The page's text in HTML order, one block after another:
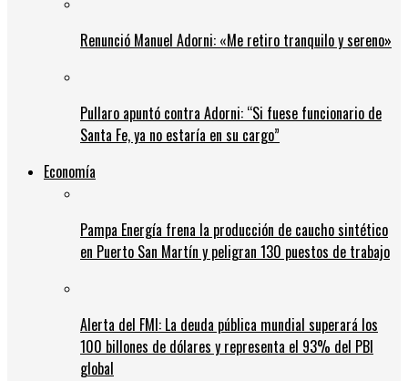
Renunció Manuel Adorni: «Me retiro tranquilo y sereno»
Pullaro apuntó contra Adorni: “Si fuese funcionario de
Santa Fe, ya no estaría en su cargo”
Economía
Pampa Energía frena la producción de caucho sintético
en Puerto San Martín y peligran 130 puestos de trabajo
Alerta del FMI: La deuda pública mundial superará los
100 billones de dólares y representa el 93% del PBI
global